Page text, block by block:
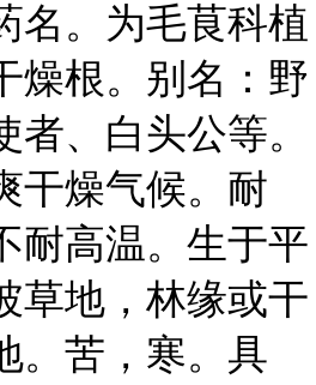
名。为毛茛科植
燥根。别名：野
者、白头公等。
干燥气候。耐
耐高温。生于平
草地，林缘或干
。苦，寒。具